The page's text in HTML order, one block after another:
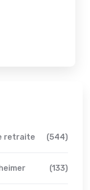
retraite (544)
(133)